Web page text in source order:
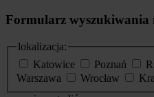
Formularz wyszukiwania
lokalizacja:
Katowice
Poznań
Warszawa
Wrocław